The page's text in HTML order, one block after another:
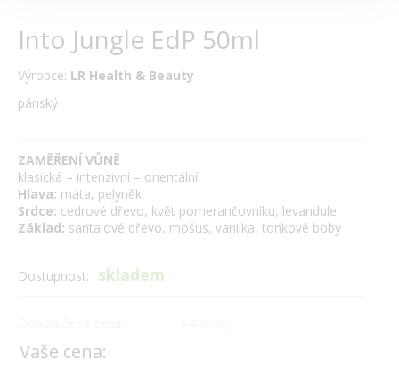
Into Jungle EdP 50ml
Výrobce: LR Health & Beauty
pánský
ZAMĚŘENÍ VŮNĚ
klasická – intenzivní – orientální
Hlava: máta, pelyněk
Srdce: cedrové dřevo, květ pomerančovníku, levandule
Základ: santalové dřevo, mošus, vanilka, tonkové boby
Dostupnost: skladem
Vaše cena: